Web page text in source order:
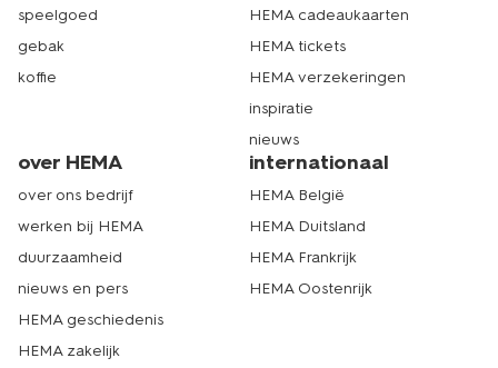
speelgoed
gebak
koffie
HEMA cadeaukaarten
HEMA tickets
HEMA verzekeringen
inspiratie
nieuws
over HEMA
over ons bedrijf
werken bij HEMA
duurzaamheid
nieuws en pers
HEMA geschiedenis
HEMA zakelijk
internationaal
HEMA België
HEMA Duitsland
HEMA Frankrijk
HEMA Oostenrijk